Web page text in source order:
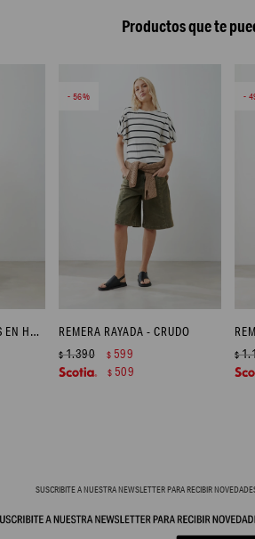
Productos que te
REMERA CON BOTONES EN HOMBROS - PISTACHO
56
REMERA RAYADA - CRUDO
$1.390 $ 599
$ 509
$
SUSCRIBITE A NUESTRA NEWSLETTER PARA RECIBIR